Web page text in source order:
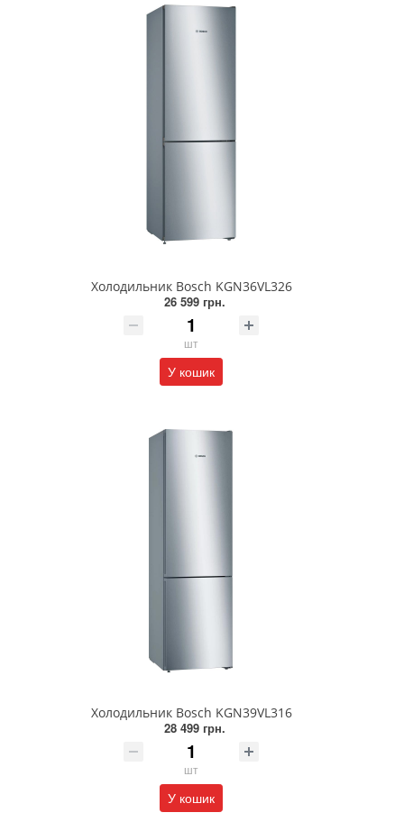
Холодильник Bosch KGN36VL326
26 599 грн.
шт
У кошик
Холодильник Bosch KGN39VL316
28 499 грн.
шт
У кошик